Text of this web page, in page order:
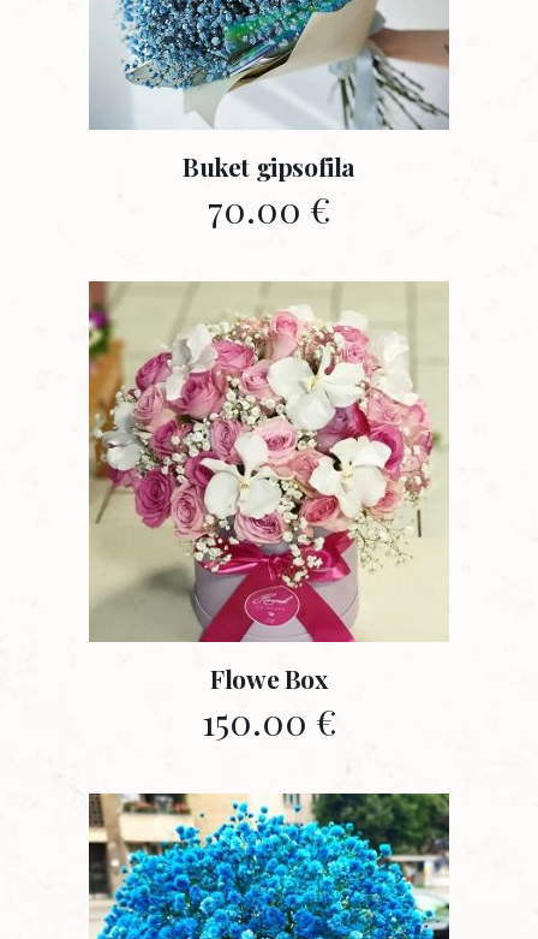
Buket gipsofila
70.00 €
Flowe Box
150.00 €